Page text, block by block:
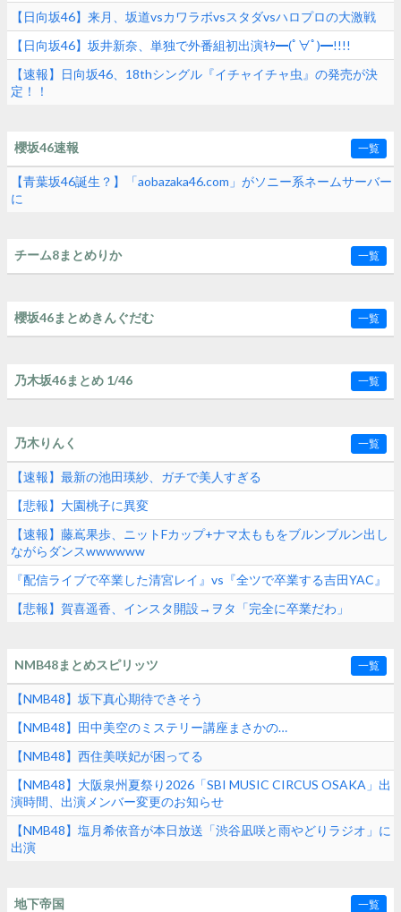
【日向坂46】来月、坂道vsカワラボvsスタダvsハロプロの大激戦
【日向坂46】坂井新奈、単独で外番組初出演ｷﾀ━(ﾟ∀ﾟ)━!!!!
【速報】日向坂46、18thシングル『イチャイチャ虫』の発売が決
定！！
櫻坂46速報 一覧
【青葉坂46誕生？】「aobazaka46.com」がソニー系ネームサーバー
に
チーム8まとめりか 一覧
櫻坂46まとめきんぐだむ 一覧
乃木坂46まとめ 1/46 一覧
乃木りんく 一覧
【速報】最新の池田瑛紗、ガチで美人すぎる
【悲報】大園桃子に異変
【速報】藤嶌果歩、ニットFカップ+ナマ太ももをブルンブルン出し
ながらダンスwwwwww
『配信ライブで卒業した清宮レイ』vs『全ツで卒業する吉田YAC』
【悲報】賀喜遥香、インスタ開設→ヲタ「完全に卒業だわ」
NMB48まとめスピリッツ 一覧
【NMB48】坂下真心期待できそう
【NMB48】田中美空のミステリー講座まさかの…
【NMB48】西住美咲妃が困ってる
【NMB48】大阪泉州夏祭り2026「SBI MUSIC CIRCUS OSAKA」出
演時間、出演メンバー変更のお知らせ
【NMB48】塩月希依音が本日放送「渋谷凪咲と雨やどりラジオ」に
出演
地下帝国 一覧